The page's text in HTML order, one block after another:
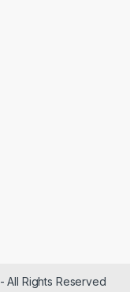
- All Rights Reserved